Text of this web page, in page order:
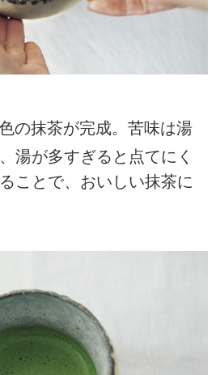
の抹茶が完成。苦味は湯
湯が多すぎると点てにく
ことで、おいしい抹茶に